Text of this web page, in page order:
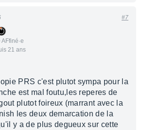
21 ans
#7
PRS c'est plutot sympa pour la
est mal foutu,les reperes de
plutot foireux (marrant avec la
les deux demarcation de la
y a de plus degueux sur cette